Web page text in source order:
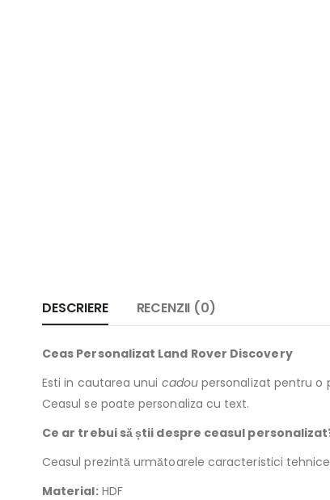
DESCRIERE RECENZII (0)
Ceas Personalizat Land Rover Discovery
Esti in cautarea unui cadoupersonalizat pentru o
Ceasul se poate personaliza cu text.
Ce ar trebui să știi despre ceasul
Ceasul prezintă următoarele caracteristici
Material:HDF